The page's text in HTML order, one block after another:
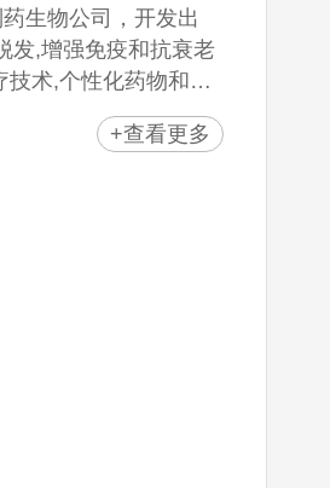
生物公司，开发出
发,增强免疫和抗衰老
术,个性化药物和针
+查看更多